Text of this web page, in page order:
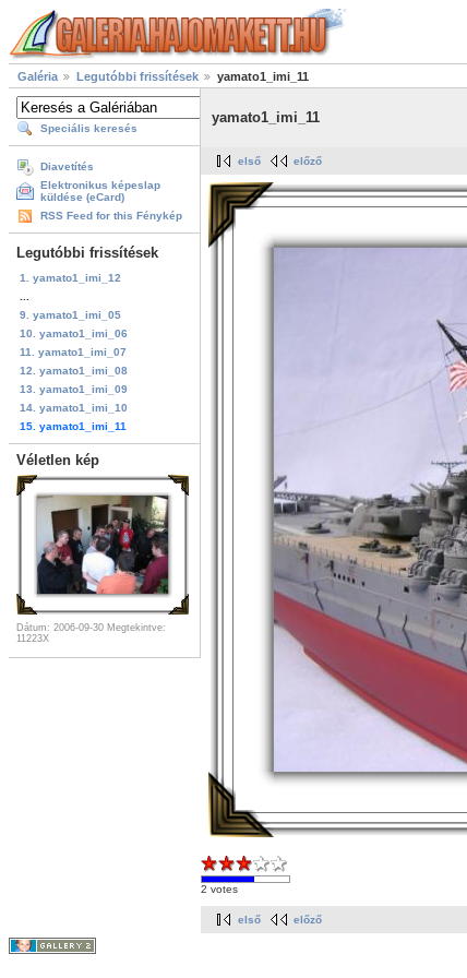
Galéria Legutóbbi frissítések yamato1_imi_11
Speciális keresés
Diavetítés
Elektronikus képeslap
küldése (eCard)
RSS Feed for this Fénykép
Legutóbbi frissítések
1. yamato1_imi_12
9. yamato1_imi_05
10. yamato1_imi_06
11. yamato1_imi_07
12. yamato1_imi_08
13. yamato1_imi_09
14. yamato1_imi_10
15. yamato1_imi_11
Véletlen kép
Dátum: 2006-09-30 Megtekintve:
11223X
yamato1_imi_11
első előző
2 votes
első előző